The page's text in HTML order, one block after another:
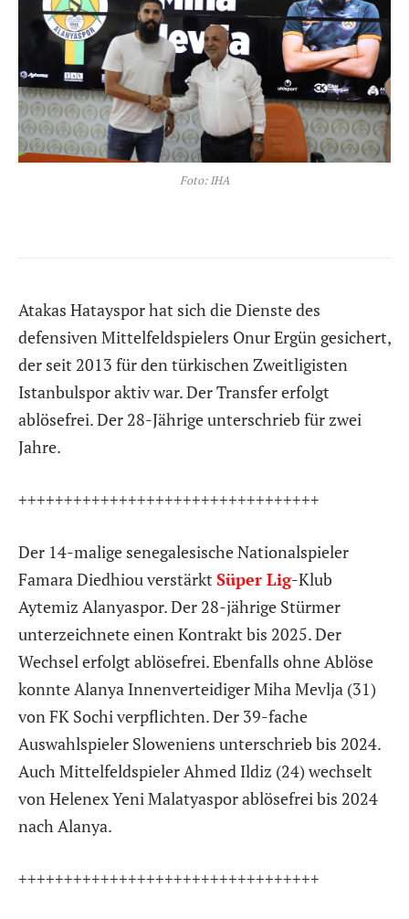
Foto: IHA
Atakas Hatayspor hat sich die Dienste des
defensiven Mittelfeldspielers Onur Ergün gesichert,
der seit 2013 für den türkischen Zweitligisten
Istanbulspor aktiv war. Der Transfer erfolgt
ablösefrei. Der 28-Jährige unterschrieb für zwei
Jahre.
+++++++++++++++++++++++++++++++++
Der 14-malige senegalesische Nationalspieler
Famara Diedhiou verstärkt Süper Lig-Klub
Aytemiz Alanyaspor. Der 28-jährige Stürmer
unterzeichnete einen Kontrakt bis 2025. Der
Wechsel erfolgt ablösefrei. Ebenfalls ohne Ablöse
konnte Alanya Innenverteidiger Miha Mevlja (31)
von FK Sochi verpflichten. Der 39-fache
Auswahlspieler Sloweniens unterschrieb bis 2024.
Auch Mittelfeldspieler Ahmed Ildiz (24) wechselt
von Helenex Yeni Malatyaspor ablösefrei bis 2024
nach Alanya.
+++++++++++++++++++++++++++++++++